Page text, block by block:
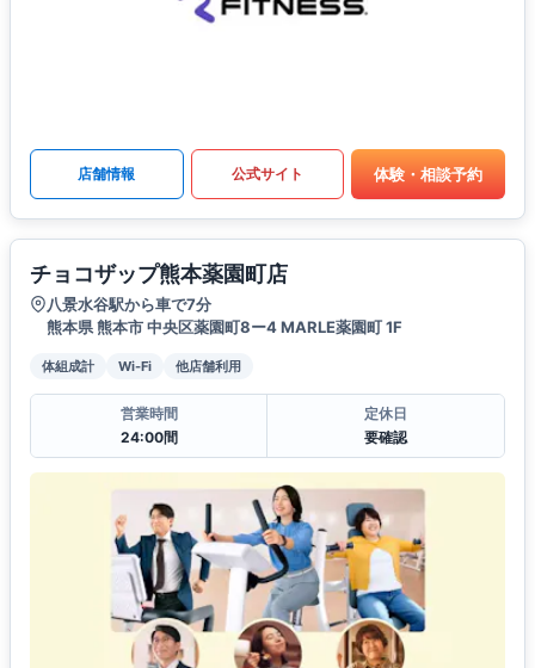
店舗情報 公式サイト 体験・相談予約
チョコザップ熊本薬園町店
八景水谷駅から車で7分
熊本県 熊本市 中央区薬園町8ー4 MARLE薬園町 1F
体組成計 Wi-Fi 他店舗利用
営業時間
24:00間
定休日
要確認